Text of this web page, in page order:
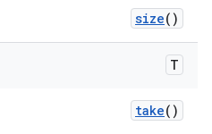
size()
T
take()